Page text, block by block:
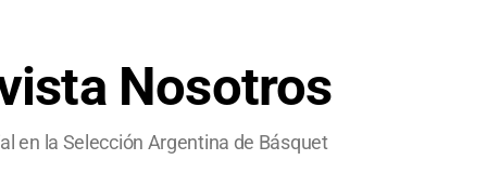
Nosotros
en la Selección Argentina de Básquet